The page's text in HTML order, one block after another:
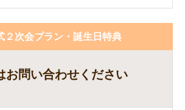
２次会プラン・誕生日特典
お問い合わせください